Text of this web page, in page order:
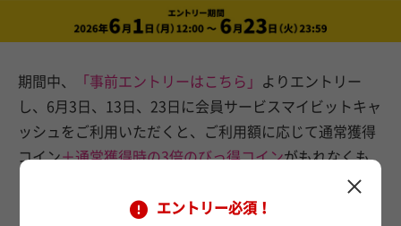
期間中、 「事前エントリーはこちら」
よりエントリー
し、6月3日、13日、23日に会員サービスマイビットキャ
ッシュをご利用いただくと、ご利用額に応じて通常獲得
コイン＋通常獲得時の3倍のびっ得コインがもれなくも
※+3倍分のびっ得コインの獲得上限は1メンバーズIDにつき、対
エントリー必須！